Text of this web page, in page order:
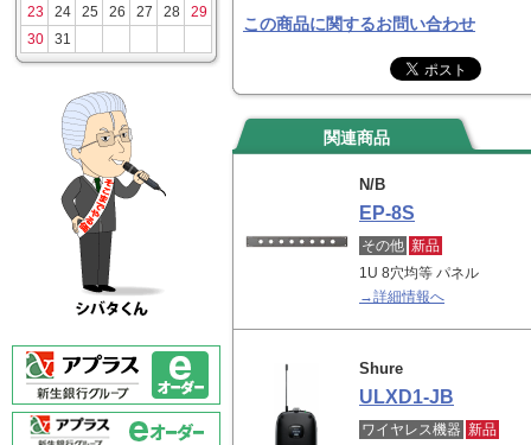
23
24 25 26 27 28
29
30
31
この商品に関するお問い合わせ
関連商品
N/B
EP-8S
その他 新品
1U 8穴均等 パネル
→詳細情報へ
Shure
ULXD1-JB
ワイヤレス機器 新品